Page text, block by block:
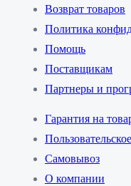
Возврат товаров
Политика
Помощь
Поставщикам
Партнеры и
Гарантия на
Самовывоз
О компании